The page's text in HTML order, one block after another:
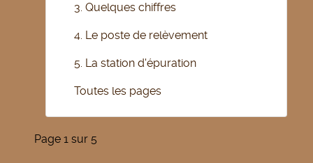
3. Quelques chiffres
4. Le poste de relèvement
5. La station d'épuration
Toutes les pages
Page 1 sur 5